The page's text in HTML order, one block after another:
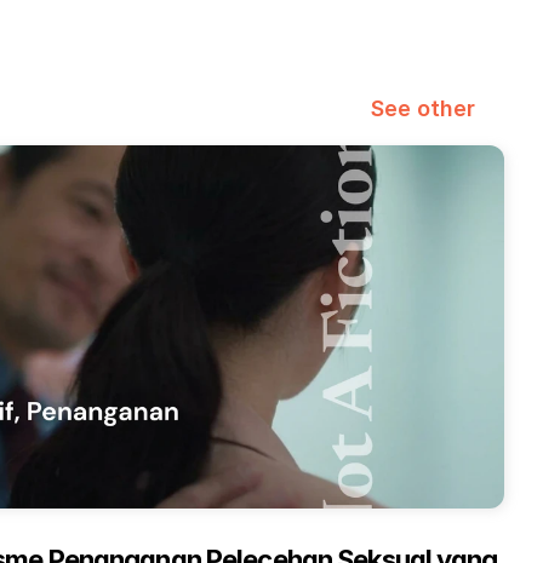
See other